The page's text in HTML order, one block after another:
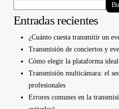
Entradas recientes
¿Cuánto cuesta transmitir un
Transmisión de conciertos y
Cómo elegir la plataforma
Transmisión multicámara: el
profesionales
Errores comunes en la